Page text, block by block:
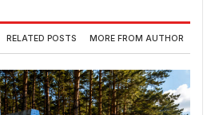
RELATED POSTS MORE FROM AUTHOR